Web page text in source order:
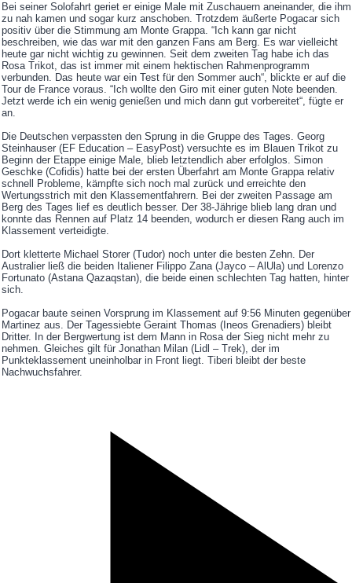
Bei seiner Solofahrt geriet er einige Male mit Zuschauern aneinander, die ihm
zu nah kamen und sogar kurz anschoben. Trotzdem äußerte Pogacar sich
positiv über die Stimmung am Monte Grappa. “Ich kann gar nicht
beschreiben, wie das war mit den ganzen Fans am Berg. Es war vielleicht
heute gar nicht wichtig zu gewinnen. Seit dem zweiten Tag habe ich das
Rosa Trikot, das ist immer mit einem hektischen Rahmenprogramm
verbunden. Das heute war ein Test für den Sommer auch“, blickte er auf die
Tour de France voraus. “Ich wollte den Giro mit einer guten Note beenden.
Jetzt werde ich ein wenig genießen und mich dann gut vorbereitet“, fügte er
an.
Die Deutschen verpassten den Sprung in die Gruppe des Tages. Georg
Steinhauser (EF Education – EasyPost) versuchte es im Blauen Trikot zu
Beginn der Etappe einige Male, blieb letztendlich aber erfolglos. Simon
Geschke (Cofidis) hatte bei der ersten Überfahrt am Monte Grappa relativ
schnell Probleme, kämpfte sich noch mal zurück und erreichte den
Wertungsstrich mit den Klassementfahrern. Bei der zweiten Passage am
Berg des Tages lief es deutlich besser. Der 38-Jährige blieb lang dran und
konnte das Rennen auf Platz 14 beenden, wodurch er diesen Rang auch im
Klassement verteidigte.
Dort kletterte Michael Storer (Tudor) noch unter die besten Zehn. Der
Australier ließ die beiden Italiener Filippo Zana (Jayco – AlUla) und Lorenzo
Fortunato (Astana Qazaqstan), die beide einen schlechten Tag hatten, hinter
sich.
Pogacar baute seinen Vorsprung im Klassement auf 9:56 Minuten gegenüber
Martinez aus. Der Tagessiebte Geraint Thomas (Ineos Grenadiers) bleibt
Dritter. In der Bergwertung ist dem Mann in Rosa der Sieg nicht mehr zu
nehmen. Gleiches gilt für Jonathan Milan (Lidl – Trek), der im
Punkteklassement uneinholbar in Front liegt. Tiberi bleibt der beste
Nachwuchsfahrer.